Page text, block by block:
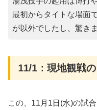
最初からタイトな場面
が以外でしたし、驚き
11/1：現地観戦
この、11月1日(水)の試